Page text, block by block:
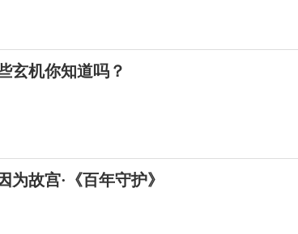
玄机你知道吗？
故宫·《百年守护》